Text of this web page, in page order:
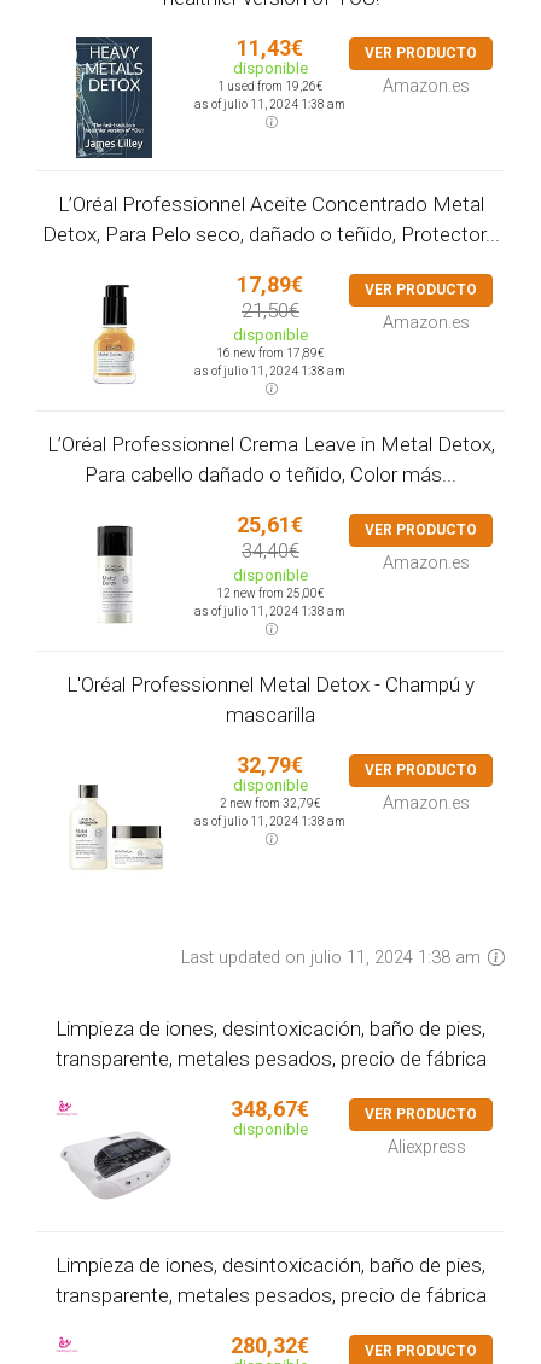
11,43€
disponible
1 used from 19,26€
as of julio 11, 2024 1:38 am
VER PRODUCTO
Amazon.es
L’Oréal Professionnel Aceite Concentrado Metal
Detox, Para Pelo seco, dañado o teñido, Protector...
17,89€
21,50€
disponible
16 new from 17,89€
as of julio 11, 2024 1:38 am
VER PRODUCTO
Amazon.es
L’Oréal Professionnel Crema Leave in Metal Detox,
Para cabello dañado o teñido, Color más...
25,61€
34,40€
disponible
12 new from 25,00€
as of julio 11, 2024 1:38 am
VER PRODUCTO
Amazon.es
L'Oréal Professionnel Metal Detox - Champú y
mascarilla
32,79€
disponible
2 new from 32,79€
as of julio 11, 2024 1:38 am
VER PRODUCTO
Amazon.es
Last updated on julio 11, 2024 1:38 am
Limpieza de iones, desintoxicación, baño de pies,
transparente, metales pesados, precio de fábrica
348,67€
disponible
VER PRODUCTO
Aliexpress
Limpieza de iones, desintoxicación, baño de pies,
transparente, metales pesados, precio de fábrica
280,32€ VER PRODUCTO